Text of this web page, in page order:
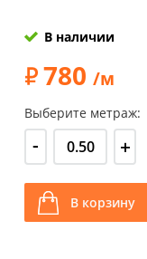
В наличии
780 /м
Выберите метраж:
- +
В корзину